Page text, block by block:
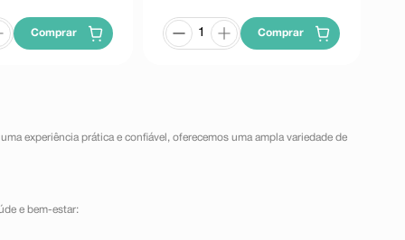
Comprar Comprar
experiência prática e confiável, oferecemos uma ampla variedade de
e bem-estar: